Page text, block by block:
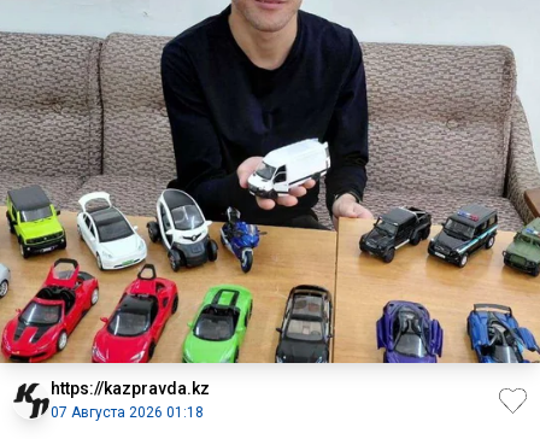
https://kazpravda.kz
07 Августа 2026 01:18